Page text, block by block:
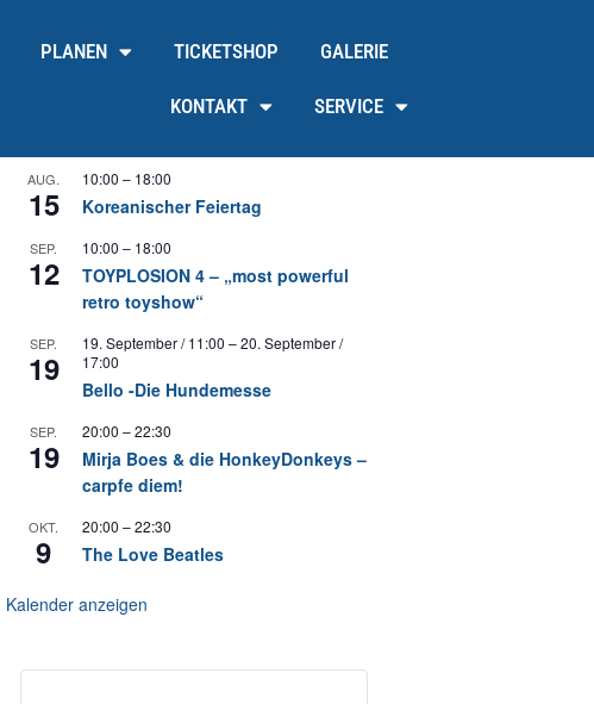
PLANEN TICKETSHOP GALERIE
KONTAKT SERVICE
AUG.
15
10:00 – 18:00
Koreanischer Feiertag
SEP.
12
10:00 – 18:00
TOYPLOSION 4 – „most powerful
retro toyshow“
SEP.
19
19. September / 11:00 –20. September /
17:00
Bello -Die Hundemesse
SEP.
19
20:00 –22:30
Mirja Boes & die HonkeyDonkeys –
carpfe diem!
OKT.
9
20:00 –22:30
The Love Beatles
Kalender anzeigen